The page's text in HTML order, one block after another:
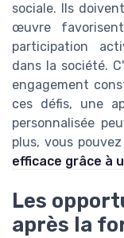
sociale. Ils
œuvre
participation
dans la société.
engagement
ces défis, une
personnalisée
plus, vous
efficace grâce à
Les
après la